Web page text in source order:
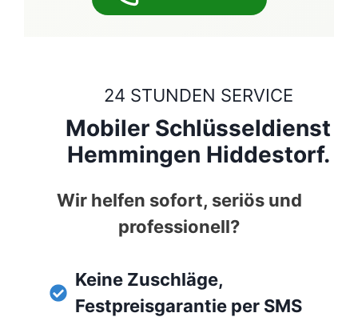
24 STUNDEN SERVICE
Mobiler Schlüsseldienst
Hemmingen Hiddestorf.
Wir helfen sofort, seriös und
professionell?
Keine Zuschläge,
Festpreisgarantie per SMS